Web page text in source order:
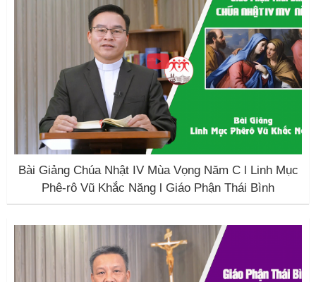
Bài Giảng Chúa Nhật IV Mùa Vọng Năm C l Linh Mục
Phê-rô Vũ Khắc Năng l Giáo Phận Thái Bình